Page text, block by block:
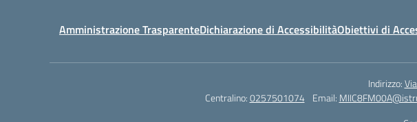
Amministrazione TrasparenteDichiarazione di AccessibilitàObiettivi di
Indirizzo:
Centralino:0257501074 Email: